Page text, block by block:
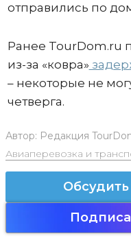
отправились по
Ранее TourDom.ru
из-за «ковра»
– некоторые не
четверга.
Автор: Редакция
Авиаперевозка и